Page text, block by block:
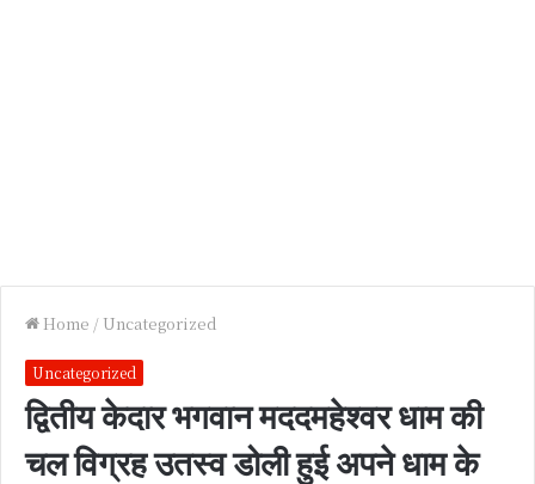
Home / Uncategorized
Uncategorized
द्वितीय केदार भगवान मददमहेश्वर धाम की
चल विग्रह उतस्व डोली हुई अपने धाम के